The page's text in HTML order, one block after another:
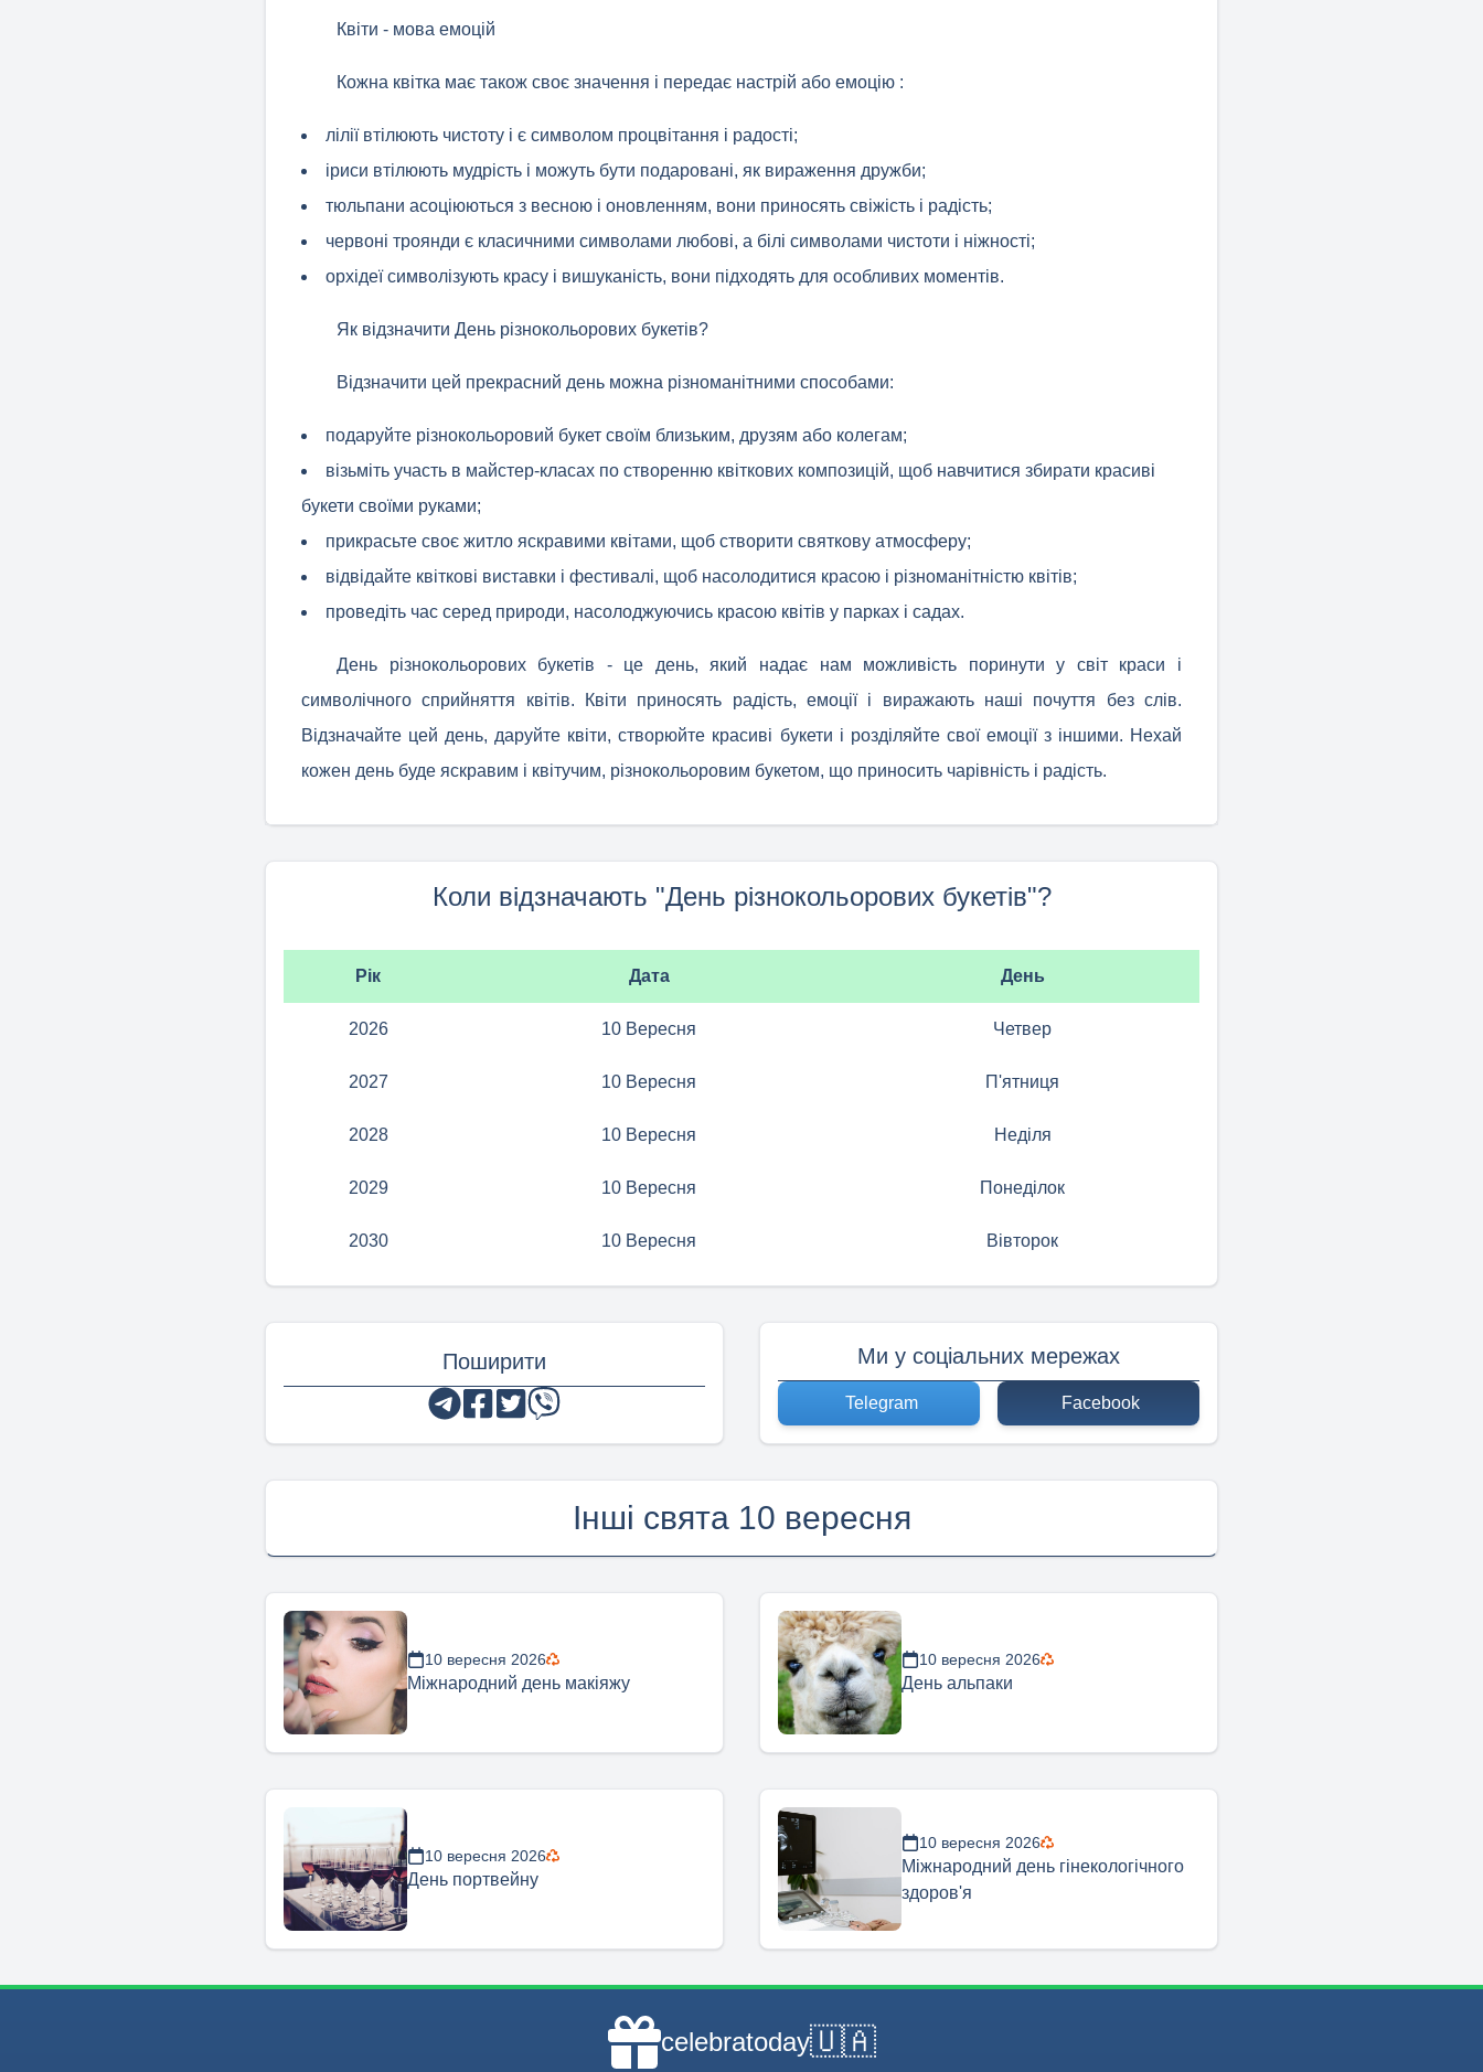
Квіти - мова емоцій
Кожна квітка має також своє значення і передає настрій або емоцію :
лілії втілюють чистоту і є символом процвітання і радості;
іриси втілюють мудрість і можуть бути подаровані, як вираження дружби;
тюльпани асоціюються з весною і оновленням, вони приносять свіжість і радість;
червоні троянди є класичними символами любові, а білі символами чистоти і ніжності;
орхідеї символізують красу і вишуканість, вони підходять для особливих моментів.
Як відзначити День різнокольорових букетів?
Відзначити цей прекрасний день можна різноманітними способами:
подаруйте різнокольоровий букет своїм близьким, друзям або колегам;
візьміть участь в майстер-класах по створенню квіткових композицій, щоб навчитися збирати красиві
букети своїми руками;
прикрасьте своє житло яскравими квітами, щоб створити святкову атмосферу;
відвідайте квіткові виставки і фестивалі, щоб насолодитися красою і різноманітністю квітів;
проведіть час серед природи, насолоджуючись красою квітів у парках і садах.
День різнокольорових букетів - це день, який надає нам можливість поринути у світ краси і
символічного сприйняття квітів. Квіти приносять радість, емоції і виражають наші почуття без слів.
Відзначайте цей день, даруйте квіти, створюйте красиві букети і розділяйте свої емоції з іншими. Нехай
кожен день буде яскравим і квітучим, різнокольоровим букетом, що приносить чарівність і радість.
Коли відзначають "День різнокольорових букетів"?
Рік Дата День
2026 10 Вересня Четвер
2027 10 Вересня П'ятниця
2028 10 Вересня Неділя
2029 10 Вересня Понеділок
2030 10 Вересня Вівторок
Поширити Ми у соціальних мережах
Telegram Facebook
Інші свята 10 вересня
10 вересня 2026
Міжнародний день макіяжу
10 вересня 2026
День альпаки
10 вересня 2026
День портвейну
10 вересня 2026
Міжнародний день гінекологічного
здоров'я
celebratoday🇺🇦